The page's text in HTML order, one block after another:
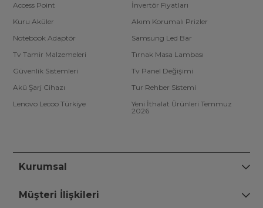
Access Point
İnvertör Fiyatları
Kuru Aküler
Akım Korumalı Prizler
Notebook Adaptör
Samsung Led Bar
Tv Tamir Malzemeleri
Tırnak Masa Lambası
Güvenlik Sistemleri
Tv Panel Değişimi
Akü Şarj Cihazı
Tur Rehber Sistemi
Lenovo Lecoo Türkiye
Yeni İthalat Ürünleri Temmuz
2026
Kurumsal
Müşteri İlişkileri